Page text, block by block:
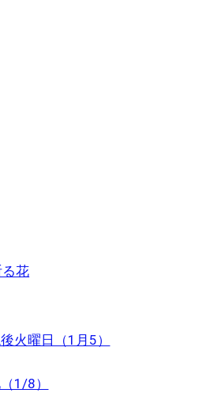
花
火曜日（1月5）
1/8）